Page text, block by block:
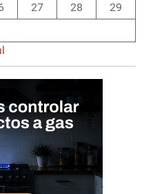
27 28
29